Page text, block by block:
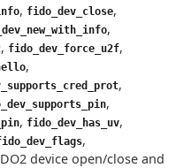
, fido_dev_close,
,
, fido_dev_force_u2f,
,
,
,
, fido_dev_has_uv,
,
device open/close and